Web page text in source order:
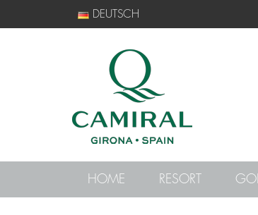
DEUTSCH
HOME RESORT